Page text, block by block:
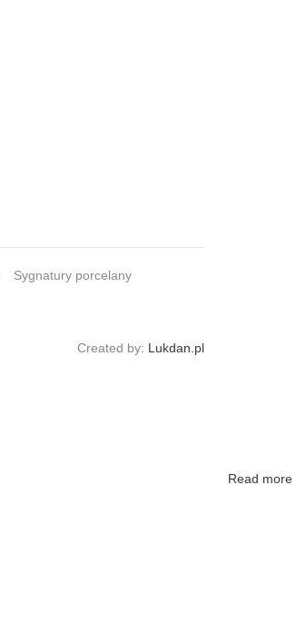
Sygnatury porcelany
Created by: Lukdan.pl
Read more